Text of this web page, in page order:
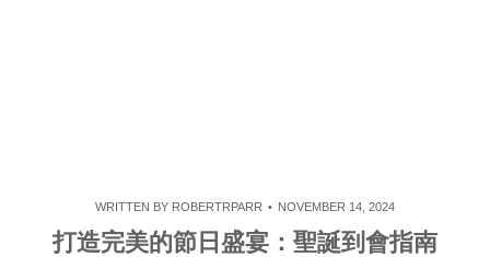
WRITTEN BY ROBERTRPARR NOVEMBER 14, 2024
打造完美的節日盛宴：聖誕到會指南